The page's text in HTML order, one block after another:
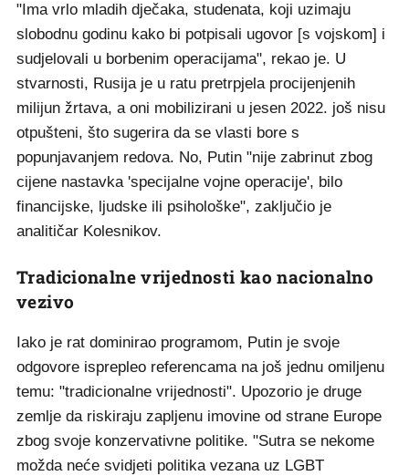
"Ima vrlo mladih dječaka, studenata, koji uzimaju
slobodnu godinu kako bi potpisali ugovor [s vojskom] i
sudjelovali u borbenim operacijama", rekao je. U
stvarnosti, Rusija je u ratu pretrpjela procijenjenih
milijun žrtava, a oni mobilizirani u jesen 2022. još nisu
otpušteni, što sugerira da se vlasti bore s
popunjavanjem redova. No, Putin "nije zabrinut zbog
cijene nastavka 'specijalne vojne operacije', bilo
financijske, ljudske ili psihološke", zaključio je
analitičar Kolesnikov.
Tradicionalne vrijednosti kao nacionalno
vezivo
Iako je rat dominirao programom, Putin je svoje
odgovore isprepleo referencama na još jednu omiljenu
temu: "tradicionalne vrijednosti". Upozorio je druge
zemlje da riskiraju zapljenu imovine od strane Europe
zbog svoje konzervativne politike. "Sutra se nekome
možda neće svidjeti politika vezana uz LGBT